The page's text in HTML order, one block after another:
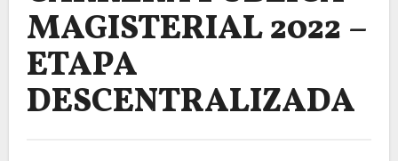
MAGISTERIAL 2022 –
ETAPA
DESCENTRALIZADA